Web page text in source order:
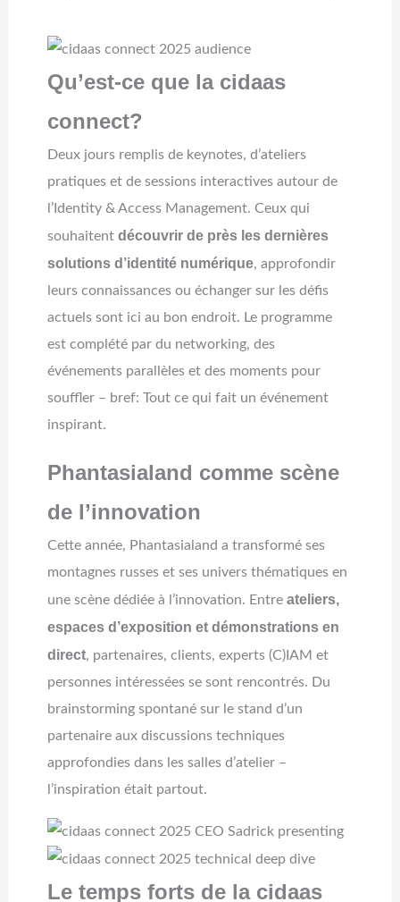
Qu’est-ce que la cidaas
connect?
Deux jours remplis de keynotes, d’ateliers
pratiques et de sessions interactives autour de
l’Identity & Access Management. Ceux qui
souhaitent découvrir de près les dernières
solutions d’identité numérique, approfondir
leurs connaissances ou échanger sur les défis
actuels sont ici au bon endroit. Le programme
est complété par du networking, des
événements parallèles et des moments pour
souffler – bref: Tout ce qui fait un événement
inspirant.
Phantasialand comme scène
de l’innovation
Cette année, Phantasialand a transformé ses
montagnes russes et ses univers thématiques en
une scène dédiée à l’innovation. Entre ateliers,
espaces d’exposition et démonstrations en
direct, partenaires, clients, experts (C)IAM et
personnes intéressées se sont rencontrés. Du
brainstorming spontané sur le stand d’un
partenaire aux discussions techniques
approfondies dans les salles d’atelier –
l’inspiration était partout.
Le temps forts de la cidaas